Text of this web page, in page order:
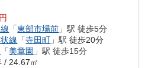
「東部市場前 」駅 徒歩5分
線 「寺田町 」駅 徒歩20分
「美章園 」駅 徒歩15分
/ 24.67㎡